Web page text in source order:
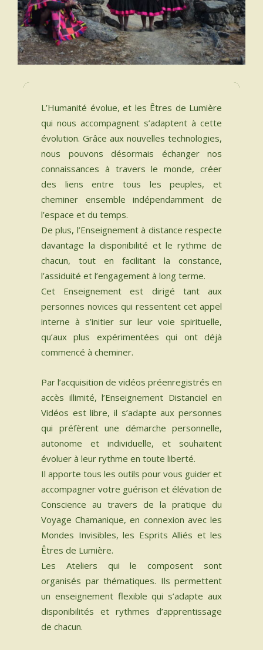
INSTRUMENTS SACRÉS
MON BLOG
ACTUALITÉ
ME CONTACTER
MON COMPTE
MON PANIER
French
0 productos
L’Humanité évolue, et les Êtres de Lumière
qui nous accompagnent s’adaptent à cette
évolution. Grâce aux nouvelles technologies,
nous pouvons désormais échanger nos
connaissances à travers le monde, créer
des liens entre tous les peuples, et
cheminer ensemble indépendamment de
l’espace et du temps.
De plus, l’Enseignement à distance respecte
davantage la disponibilité et le rythme de
chacun, tout en facilitant la constance,
l’assiduité et l’engagement à long terme.
Cet Enseignement est dirigé tant aux
personnes novices qui ressentent cet appel
interne à s’initier sur leur voie spirituelle,
qu’aux plus expérimentées qui ont déjà
commencé à cheminer.
Par l’acquisition de vidéos préenregistrés en
accès illimité, l’Enseignement Distanciel en
Vidéos est libre, il s’adapte aux personnes
qui préfèrent une démarche personnelle,
autonome et individuelle, et souhaitent
évoluer à leur rythme en toute liberté.​
Il apporte tous les outils pour vous guider et
accompagner votre guérison et élévation de
Conscience au travers de la pratique du
Voyage Chamanique, en connexion avec les
Mondes Invisibles, les Esprits Alliés et les
Êtres de Lumière.
Les Ateliers qui le composent sont
organisés par thématiques. Ils permettent
un enseignement flexible qui s’adapte aux
disponibilités et rythmes d’apprentissage
de chacun. ​